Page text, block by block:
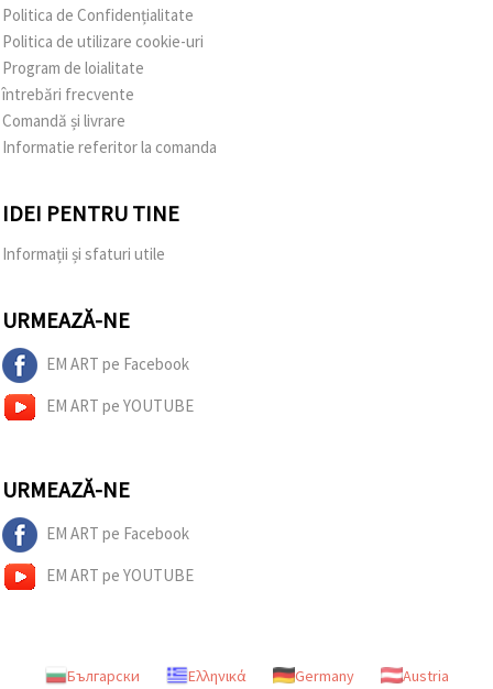
Politica de Confidențialitate
Politica de utilizare cookie-uri
Program de loialitate
întrebări frecvente
Comandă și livrare
Informatie referitor la comanda
IDEI PENTRU TINE
Informații și sfaturi utile
URMEAZĂ-NE
EM ART pe Facebook
EM ART pe YOUTUBE
URMEAZĂ-NE
EM ART pe Facebook
EM ART pe YOUTUBE
Български Ελληνικά Germany Austria